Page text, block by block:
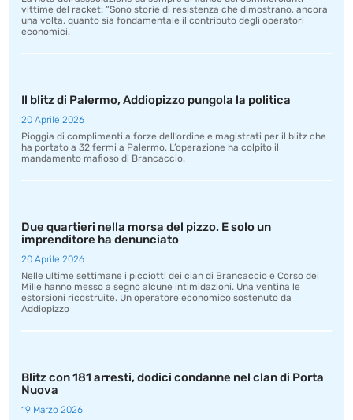
vittime del racket: “Sono storie di resistenza che dimostrano, ancora
una volta, quanto sia fondamentale il contributo degli operatori
economici.
Il blitz di Palermo, Addiopizzo pungola la politica
20 Aprile 2026
Pioggia di complimenti a forze dell’ordine e magistrati per il blitz che
ha portato a 32 fermi a Palermo. L’operazione ha colpito il
mandamento mafioso di Brancaccio.
Due quartieri nella morsa del pizzo. E solo un
imprenditore ha denunciato
20 Aprile 2026
Nelle ultime settimane i picciotti dei clan di Brancaccio e Corso dei
Mille hanno messo a segno alcune intimidazioni. Una ventina le
estorsioni ricostruite. Un operatore economico sostenuto da
Addiopizzo
Blitz con 181 arresti, dodici condanne nel clan di Porta
Nuova
19 Marzo 2026